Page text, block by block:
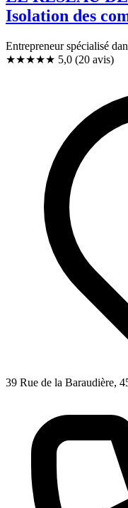
Isolation des
Entrepreneur spécialisé
★★★★★ 5,0 (20 avis)
39 Rue de la Baraudière,